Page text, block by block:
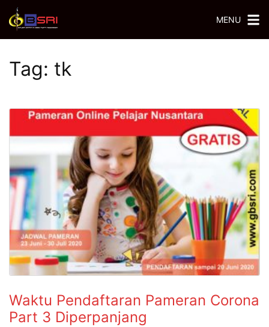
MENU
Tag: tk
Waktu Pendaftaran Pameran Corona
Part 3 Diperpanjang